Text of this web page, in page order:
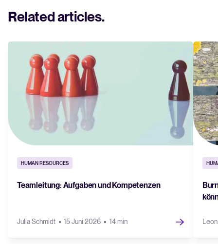
Related articles.
HUMAN RESOURCES
Teamleitung: Aufgaben und Kompetenzen
Julia Schmidt 15 Juni 2026 14 min